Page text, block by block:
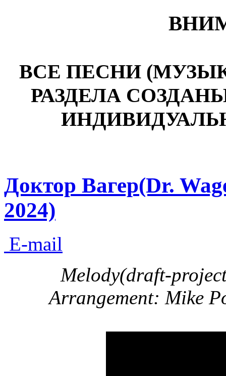
ВСЕ ПЕСНИ
РАЗДЕЛА
Доктор Вагер(Dr.
2024)
E-mail
Melody(draft-
Arrangement: Mike